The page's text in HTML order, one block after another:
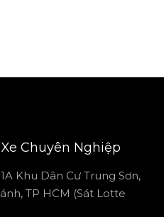
tiết kiệm thời gian và chi phí
Chuyên Nghiệp
Khu Dân Cư Trung Sơn,
TP HCM (Sát Lotte